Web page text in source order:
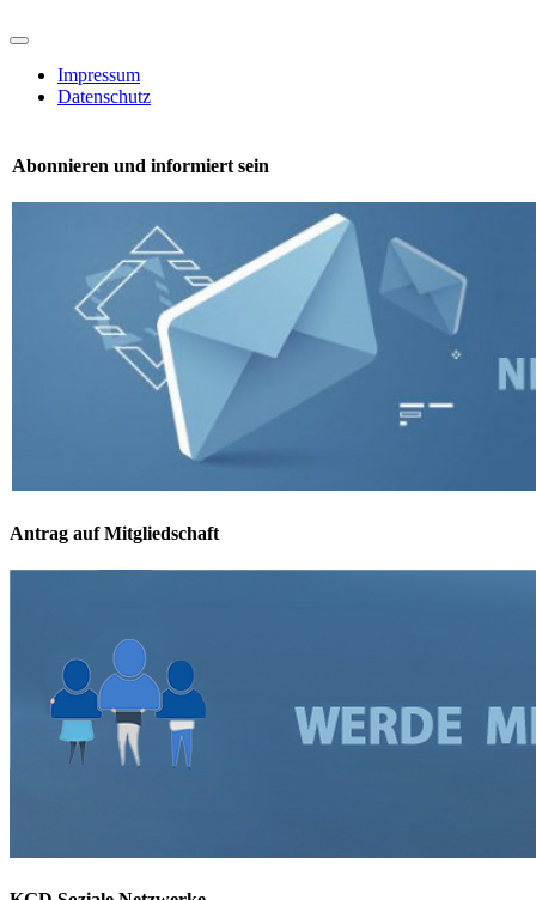
Toggle
NavigationImpressum
Datenschutz
Abonnieren und informiert sein
Antrag auf Mitgliedschaft